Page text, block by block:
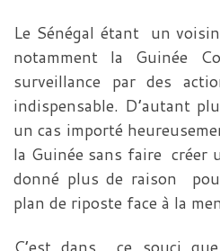
Le Sénégal étant un
notamment la Guinée
surveillance par des
indispensable. D’autant
un cas importé
la Guinée sans faire créer
donné plus de raison
plan de riposte face à la